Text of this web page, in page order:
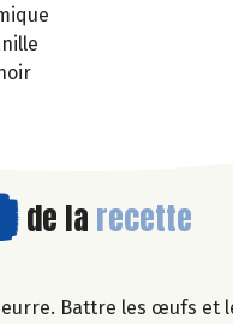
de la recette
Battre les œufs et